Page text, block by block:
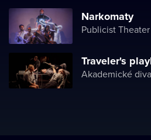
Narkomaty
Publicist Theater
Traveler's